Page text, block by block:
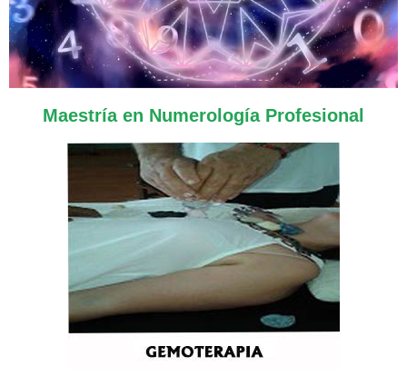
Maestría en Numerología Profesional